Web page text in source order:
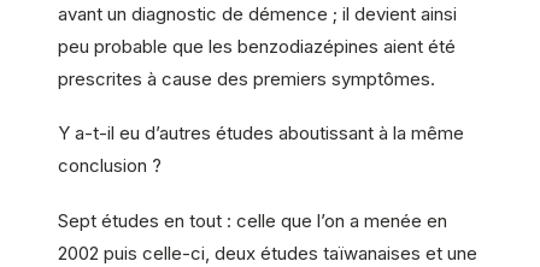
avant un diagnostic de démence ; il devient ainsi
peu probable que les benzodiazépines aient été
prescrites à cause des premiers symptômes.
Y a-t-il eu d’autres études aboutissant à la même
conclusion ?
Sept études en tout : celle que l’on a menée en
2002 puis celle-ci, deux études taïwanaises et une